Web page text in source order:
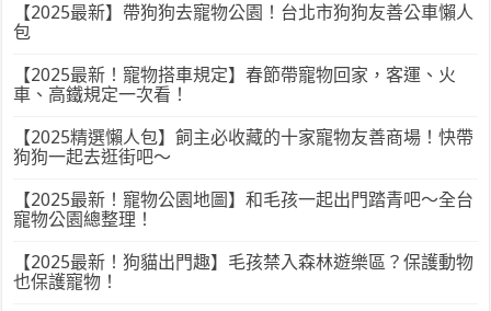
【2025最新】帶狗狗去寵物公園！台北市狗狗友善公車懶人
包
【2025最新！寵物搭車規定】春節帶寵物回家，客運、火
車、高鐵規定一次看！
【2025精選懶人包】飼主必收藏的十家寵物友善商場！快帶
狗狗一起去逛街吧～
【2025最新！寵物公園地圖】和毛孩一起出門踏青吧～全台
寵物公園總整理！
【2025最新！狗貓出門趣】毛孩禁入森林遊樂區？保護動物
也保護寵物！